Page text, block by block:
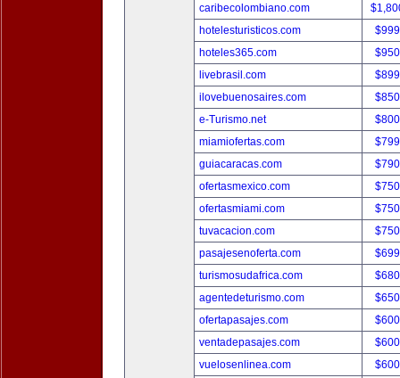
caribecolombiano.com
hotelesturisticos.com
hoteles365.com
livebrasil.com
ilovebuenosaires.com
e-Turismo.net
miamiofertas.com
guiacaracas.com
ofertasmexico.com
ofertasmiami.com
tuvacacion.com
pasajesenoferta.com
turismosudafrica.com
agentedeturismo.com
ofertapasajes.com
ventadepasajes.com
vuelosenlinea.com